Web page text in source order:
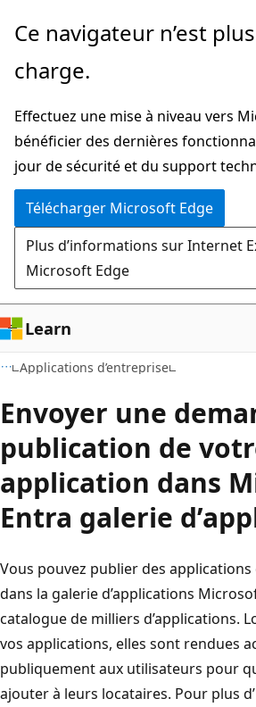
Passer
contenu
Ce navigateur n’est
charge.
Effectuez une mise à niveau vers
bénéficier des dernières
jour de sécurité et du support
Télécharger Microsoft Edge
Plus d’informations sur Internet
Microsoft Edge
Learn
Applications d’entreprise
Envoyer une
publication de
application dans
Entra galerie
Vous pouvez publier des
dans la galerie d’applications
catalogue de milliers d’applications.
vos applications, elles sont rendues
publiquement aux utilisateurs pour
ajouter à leurs locataires. Pour plus